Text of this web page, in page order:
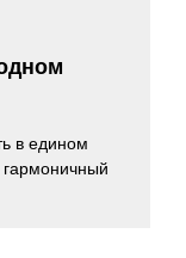
в едином
гармоничный